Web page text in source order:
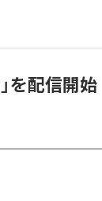
を配信開始